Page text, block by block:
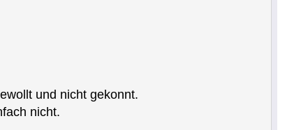
und nicht gekonnt.
nicht.